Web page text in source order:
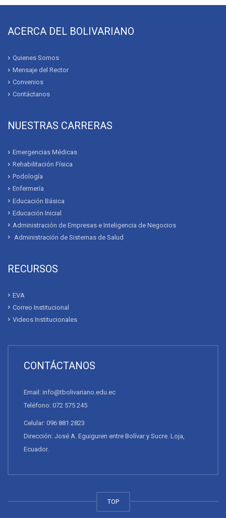
ACERCA DEL BOLIVARIANO
Quienes Somos
Mensaje del Rector
Convenios
Contáctanos
NUESTRAS CARRERAS
Emergencias Médicas
Rehabilitación Física
Podología
Enfermería
Educación Básica
Educación Inicial
Administración de Empresas e Inteligencia de Negocios
Administración de Sistemas de Salud
RECURSOS
EVA
Correo Institucional
Videos Institucionales
CONTÁCTANOS
Email: info@tbolivariano.edu.ec
Teléfono: 072 575 245
Celular: 096 881 2823
Dirección: José A. Eguiguren entre Bolívar y Sucre. Loja,
Ecuador.
TOP